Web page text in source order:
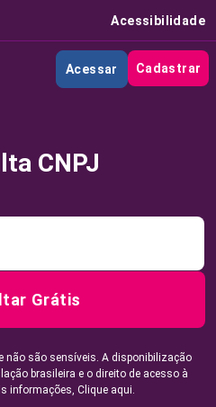
Acessibilidade
Acessar Cadastrar
CNPJ
Grátis
não são sensíveis. A disponibilização
brasileira e o direito de acesso à
informações, Clique aqui.